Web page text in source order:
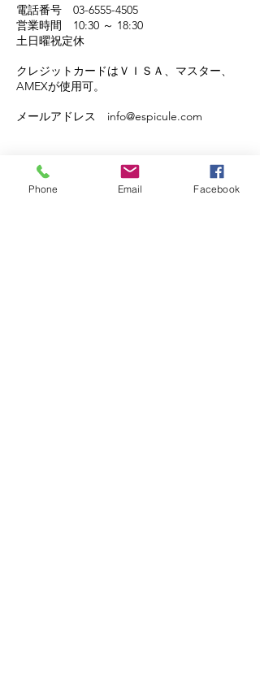
電話番号 03-6555-4505
営業時間 10:30 ～ 18:30
土日曜祝定休
クレジットカードはＶＩＳＡ、マスター、
AMEXが使用可。
メールアドレス info@espicule.com
Phone Email Facebook